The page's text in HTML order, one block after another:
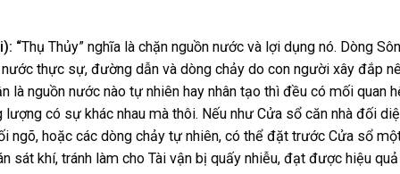
“Thụ Thủy” nghĩa là chặn nguồn nước và lợi dụng nó. Dòng
thực sự, đường dẫn và dòng chảy do con người xây đắp
là nguồn nước nào tự nhiên hay nhân tạo thì đều có mối quan
có sự khác nhau mà thôi. Nếu như Cửa sổ căn nhà đối
ngõ, hoặc các dòng chảy tự nhiên, có thể đặt trước Cửa sổ
sát khí, tránh làm cho Tài vận bị quấy nhiễu, đạt được hiệu